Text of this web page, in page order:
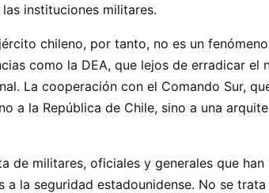
instituciones militares.
chileno, por tanto, no es un
como la DEA, que lejos de erradicar
La cooperación con el Comando Sur,
a la República de Chile, sino a una
de militares, oficiales y generales que
a la seguridad estadounidense. No se